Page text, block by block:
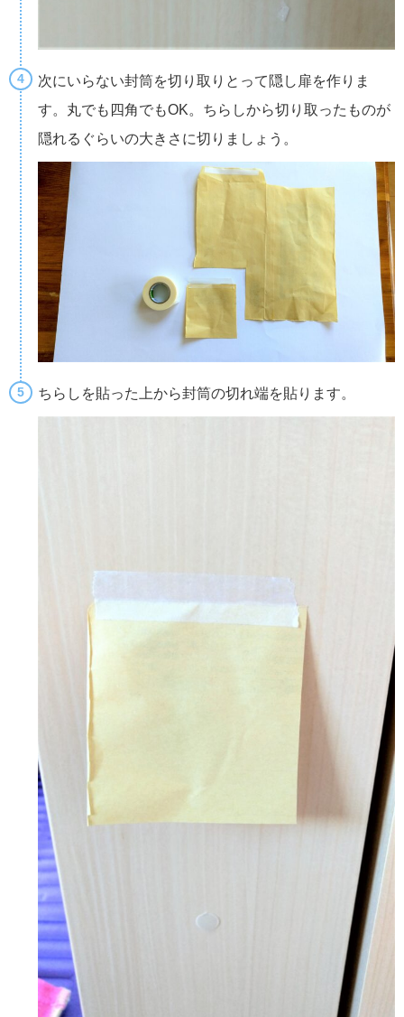
次にいらない封筒を切り取りとって隠し扉を作りま
す。丸でも四角でもOK。ちらしから切り取ったものが
隠れるぐらいの大きさに切りましょう。
ちらしを貼った上から封筒の切れ端を貼ります。